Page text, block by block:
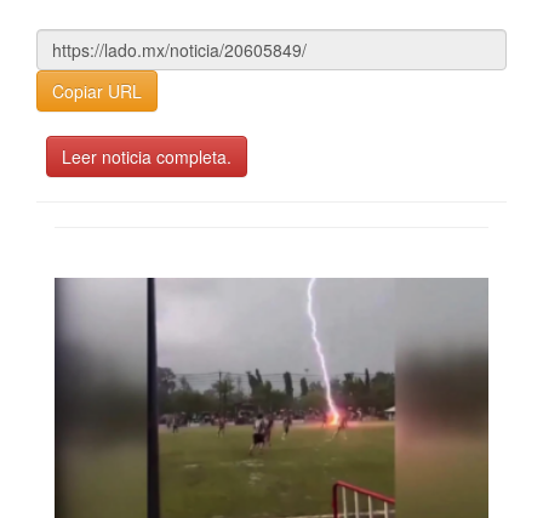
Copiar URL
Leer noticia completa.